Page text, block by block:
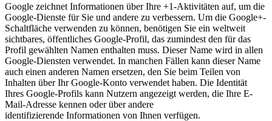
Google zeichnet Informationen über Ihre +1-Aktivitäten auf, um die
Google-Dienste für Sie und andere zu verbessern. Um die Google+-
Schaltfläche verwenden zu können, benötigen Sie ein weltweit
sichtbares, öffentliches Google-Profil, das zumindest den für das
Profil gewählten Namen enthalten muss. Dieser Name wird in allen
Google-Diensten verwendet. In manchen Fällen kann dieser Name
auch einen anderen Namen ersetzen, den Sie beim Teilen von
Inhalten über Ihr Google-Konto verwendet haben. Die Identität
Ihres Google-Profils kann Nutzern angezeigt werden, die Ihre E-
Mail-Adresse kennen oder über andere
identifizierende Informationen von Ihnen verfügen.